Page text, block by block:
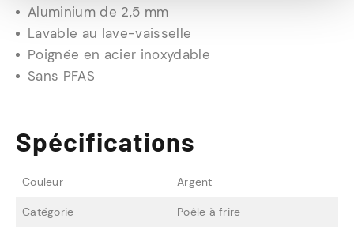
Aluminium de 2,5 mm
Lavable au lave-vaisselle
Poignée en acier inoxydable
Sans PFAS
Spécifications
Couleur Argent
Catégorie Poêle à frire